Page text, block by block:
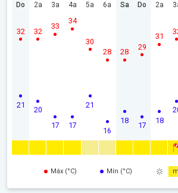
Do
21
32
2a
20
32
3a
17
33
4a
17
34
5a
21
30
6a
16
28
Sa
18
28
Do
17
29
2a
18
31
Máx (°C) Mín (°C)